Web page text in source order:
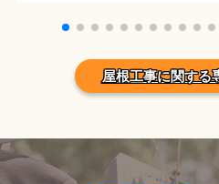
屋根工事に関する